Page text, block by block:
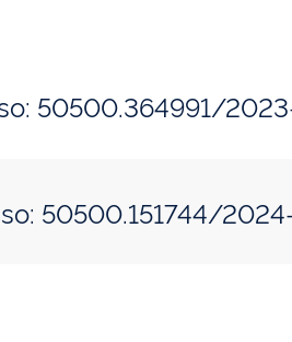
50500.364991/
50500.151744/